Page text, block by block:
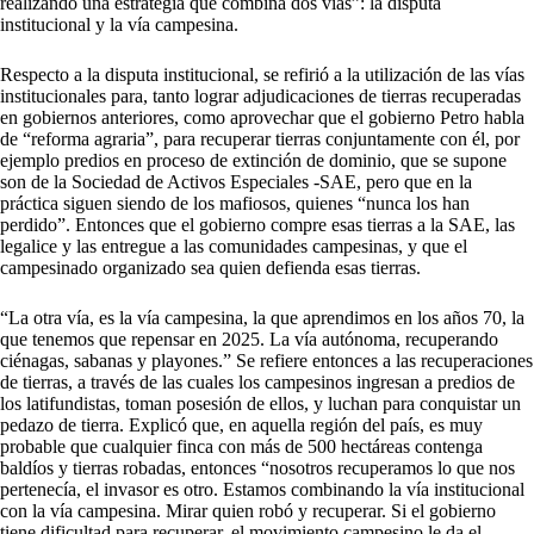
institucional y la vía campesina.
Respecto a la disputa institucional, se refirió a la utilización de las vías
institucionales para, tanto lograr adjudicaciones de tierras recuperadas
en gobiernos anteriores, como aprovechar que el gobierno Petro habla
de “reforma agraria”, para recuperar tierras conjuntamente con él, por
ejemplo predios en proceso de extinción de dominio, que se supone
son de la Sociedad de Activos Especiales -SAE, pero que en la
práctica siguen siendo de los mafiosos, quienes “nunca los han
perdido”. Entonces que el gobierno compre esas tierras a la SAE, las
legalice y las entregue a las comunidades campesinas, y que el
campesinado organizado sea quien defienda esas tierras.
“La otra vía, es la vía campesina, la que aprendimos en los años 70, la
que tenemos que repensar en 2025. La vía autónoma, recuperando
ciénagas, sabanas y playones.” Se refiere entonces a las recuperaciones
de tierras, a través de las cuales los campesinos ingresan a predios de
los latifundistas, toman posesión de ellos, y luchan para conquistar un
pedazo de tierra. Explicó que, en aquella región del país, es muy
probable que cualquier finca con más de 500 hectáreas contenga
baldíos y tierras robadas, entonces “nosotros recuperamos lo que nos
pertenecía, el invasor es otro. Estamos combinando la vía institucional
con la vía campesina. Mirar quien robó y recuperar. Si el gobierno